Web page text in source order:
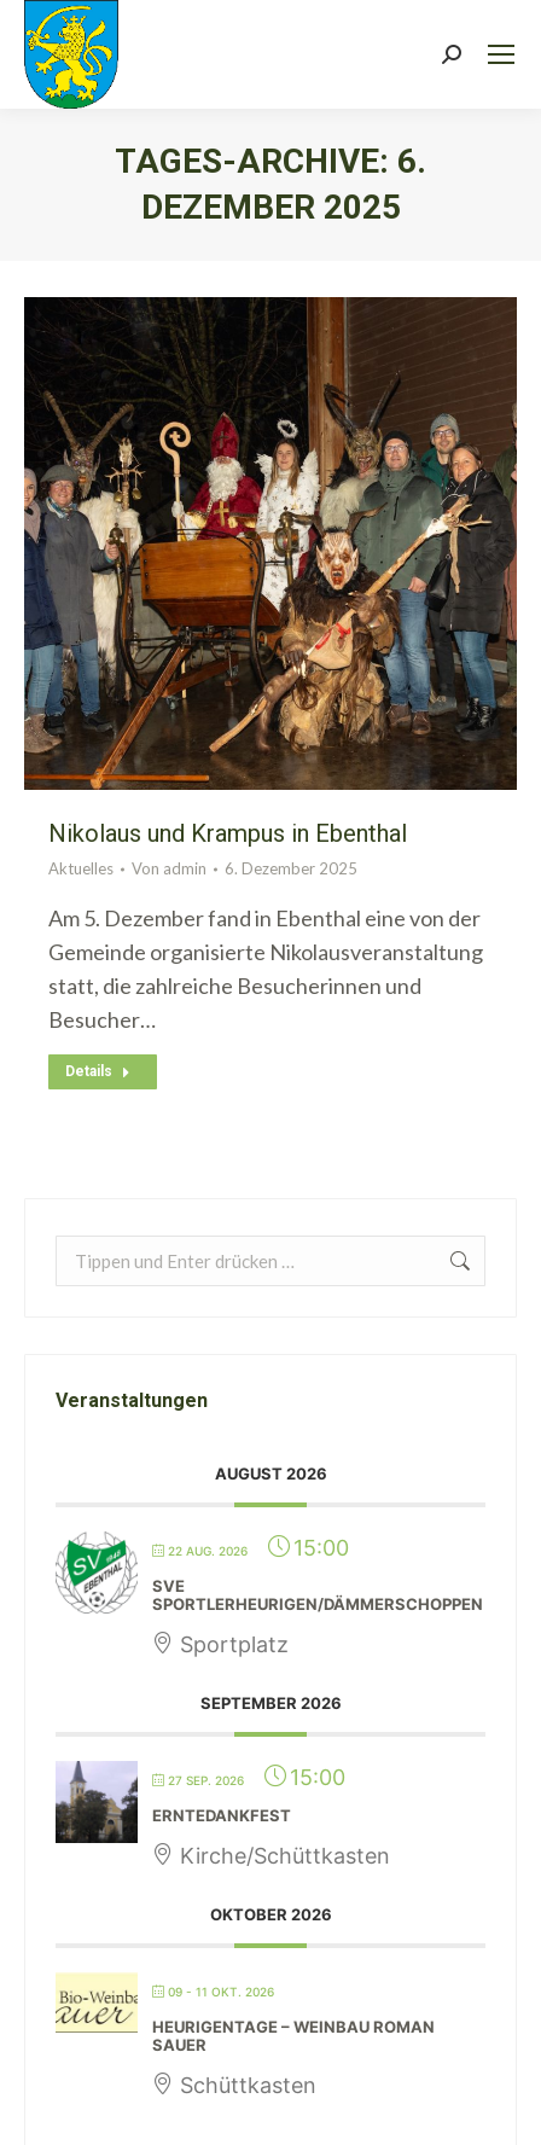
Search:
TAGES-ARCHIVE: 6.
DEZEMBER 2025
Nikolaus und Krampus in Ebenthal
Aktuelles Von admin 6. Dezember 2025
Am 5. Dezember fand in Ebenthal eine von der
Gemeinde organisierte Nikolausveranstaltung
statt, die zahlreiche Besucherinnen und
Besucher…
Details
Search:
Veranstaltungen
AUGUST 2026
22 AUG. 2026 15:00
SVE
SPORTLERHEURIGEN/DÄMMERSCHOPPEN
Sportplatz
SEPTEMBER 2026
27 SEP. 2026 15:00
ERNTEDANKFEST
Kirche/Schüttkasten
OKTOBER 2026
09 - 11 OKT. 2026
HEURIGENTAGE – WEINBAU ROMAN
SAUER
Schüttkasten